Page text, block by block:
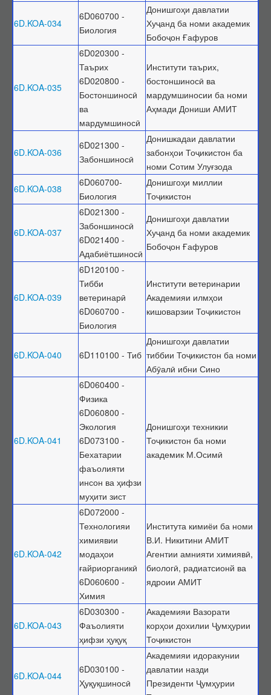
6D.KOA-034
6D060700 -
Биология
Донишгоҳи давлатии
Хуҷанд ба номи академик
Бобоҷон Ғафуров
6D.KOA-035
6D020300 -
Таърих
6D020800 -
Бостоншиносӣ
ва
мардумшиносӣ
Институти таърих,
бостоншиносӣ ва
мардумшиносии ба номи
Аҳмади Дониши АМИТ
6D.KOA-036
6D021300 -
Забоншиносӣ
Донишкадаи давлатии
забонҳои Тоҷикистон ба
номи Сотим Улуғзода
6D.KOA-038
6D060700-
Биология
Донишгоҳи миллии
Тоҷикистон
6D.KOA-037
6D021300 -
Забоншиносӣ
6D021400 -
Адабиётшиносӣ
Донишгоҳи давлатии
Хуҷанд ба номи академик
Бобоҷон Ғафуров
6D.KOA-039
6D120100 -
Тибби
ветеринарӣ
6D060700 -
Биология
Институти ветеринарии
Академияи илмҳои
кишоварзии Тоҷикистон
6D.KOA-040 6D110100 - Тиб
Донишгоҳи давлатии
тиббии Тоҷикистон ба номи
Абӯалӣ ибни Сино
6D.KOA-041
6D060400 -
Физика
6D060800 -
Экология
6D073100 -
Бехатарии
фаъолияти
инсон ва ҳифзи
муҳити зист
Донишгоҳи техникии
Тоҷикистон ба номи
академик М.Осимӣ
6D.KOA-042
6D072000 -
Технологияи
химиявии
модаҳои
ғайриорганикӣ
6D060600 -
Химия
Института кимиёи ба номи
В.И. Никитини АМИТ
Агентии амнияти химиявӣ,
биологӣ, радиатсионй ва
ядроии АМИТ
6D.KOA-043
6D030300 -
Фаъолияти
ҳифзи ҳуқуқ
Академияи Вазорати
корҳои дохилии Ҷумҳурии
Тоҷикистон
6D.KOA-044
6D030100 -
Ҳуқуқшиносӣ
Академияи идоракунии
давлатии назди
Президенти Ҷумҳурии